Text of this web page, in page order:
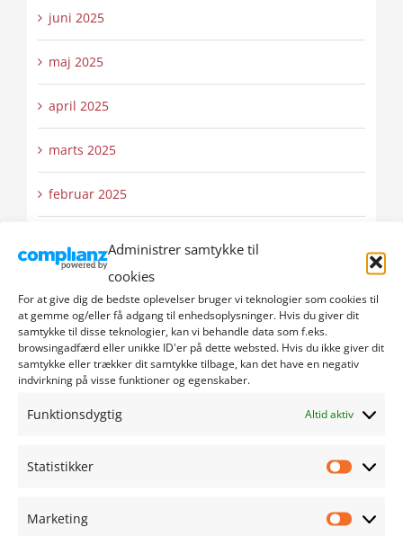
Administrer samtykke til
cookies
For at give dig de bedste oplevelser bruger vi teknologier som cookies til
at gemme og/eller få adgang til enhedsoplysninger. Hvis du giver dit
samtykke til disse teknologier, kan vi behandle data som f.eks.
browsingadfærd eller unikke ID'er på dette websted. Hvis du ikke giver dit
samtykke eller trækker dit samtykke tilbage, kan det have en negativ
indvirkning på visse funktioner og egenskaber.
Funktionsdygtig Altid aktiv
Statistikker
Marketing
juni 2025
maj 2025
april 2025
marts 2025
februar 2025
december 2024
november 2024
oktober 2024
september 2024
august 2024